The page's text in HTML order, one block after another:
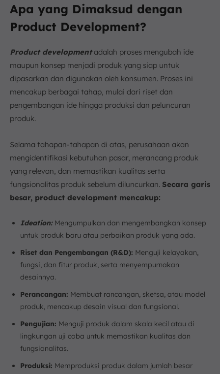
Apa yang Dimaksud dengan
Product Development?
Product developmentadalah proses mengubah ide
maupun konsep menjadi produk yang siap untuk
dipasarkan dan digunakan oleh konsumen. Proses ini
mencakup berbagai tahap, mulai dari riset dan
pengembangan ide hingga produksi dan peluncuran
produk.
Selama tahapan-tahapan di atas, perusahaan akan
mengidentifikasi kebutuhan pasar, merancang produk
yang relevan, dan memastikan kualitas serta
fungsionalitas produk sebelum diluncurkan. Secara garis
besar, product development mencakup:
Ideation:Mengumpulkan dan mengembangkan konsep
untuk produk baru atau perbaikan produk yang ada.
Riset dan Pengembangan (R&D): Menguji kelayakan,
fungsi, dan fitur produk, serta menyempurnakan
desainnya.
Perancangan: Membuat rancangan, sketsa, atau model
produk, mencakup desain visual dan fungsional.
Pengujian: Menguji produk dalam skala kecil atau di
lingkungan uji coba untuk memastikan kualitas dan
fungsionalitas.
Produksi: Memproduksi produk dalam jumlah besar